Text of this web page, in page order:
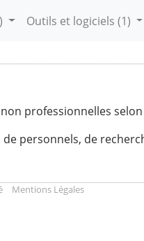
Outils et logiciels (1)
professionnelles
personnels, de
Mentions Légales